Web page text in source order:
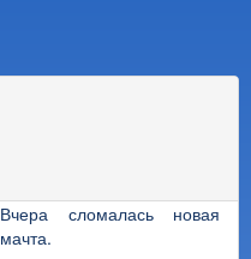
Вчера сломалась новая
мачта.